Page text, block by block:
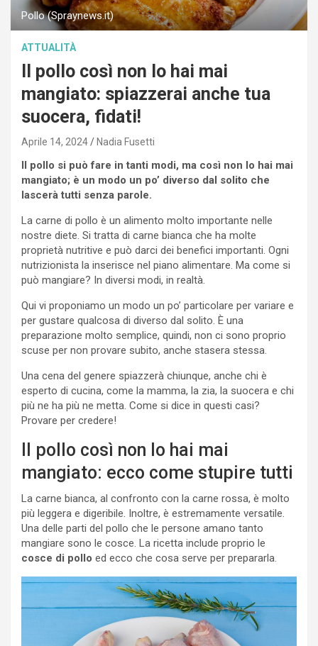
Pollo (Spraynews.it)
ATTUALITÀ
Il pollo così non lo hai mai
mangiato: spiazzerai anche tua
suocera, fidati!
Aprile 14, 2024 Nadia Fusetti
Il pollo si può fare in tanti modi, ma così non lo hai mai
mangiato; è un modo un po’ diverso dal solito che
lascerà tutti senza parole.
La carne di pollo è un alimento molto importante nelle
nostre diete. Si tratta di carne bianca che ha molte
proprietà nutritive e può darci dei benefici importanti. Ogni
nutrizionista la inserisce nel piano alimentare. Ma come si
può mangiare? In diversi modi, in realtà.
Qui vi proponiamo un modo un po’ particolare per variare e
per gustare qualcosa di diverso dal solito. È una
preparazione molto semplice, quindi, non ci sono proprio
scuse per non provare subito, anche stasera stessa.
Una cena del genere spiazzerà chiunque, anche chi è
esperto di cucina, come la mamma, la zia, la suocera e chi
più ne ha più ne metta. Come si dice in questi casi?
Provare per credere!
Il pollo così non lo hai mai
mangiato: ecco come stupire tutti
La carne bianca, al confronto con la carne rossa, è molto
più leggera e digeribile. Inoltre, è estremamente versatile.
Una delle parti del pollo che le persone amano tanto
mangiare sono le cosce. La ricetta include proprio le
cosce di pollo ed ecco che cosa serve per prepararla.